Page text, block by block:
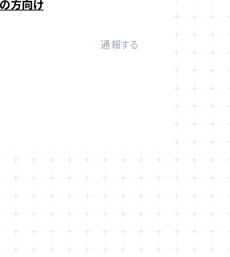
方向け
通報する